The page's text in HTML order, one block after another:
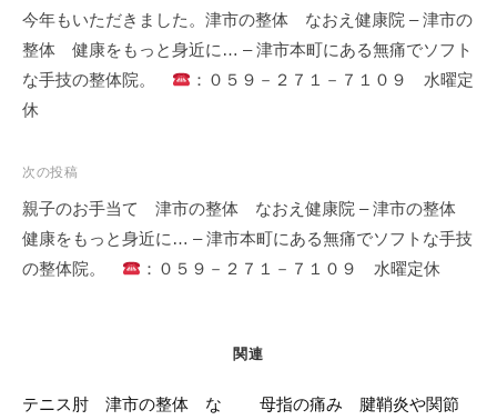
稿
ナ
ビ
ゲ
シ
ョ
ン
今年もいただきました。津市の整体 なおえ健康院 – 津市の
整体 健康をもっと身近に… – 津市本町にある無痛でソフト
な手技の整体院。
：０５９－２７１－７１０９ 水曜定
休
次の投稿
親子のお手当て 津市の整体 なおえ健康院 – 津市の整体
健康をもっと身近に… – 津市本町にある無痛でソフトな手技
の整体院。
：０５９－２７１－７１０９ 水曜定休
関連
テニス肘 津市の整体 な 母指の痛み 腱鞘炎や関節